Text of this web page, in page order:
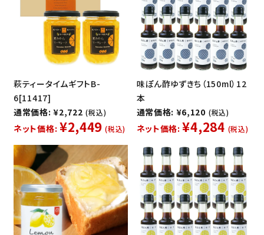
萩ティータイムギフトB-
6[11417]
通常価格: ¥2,722 (税込)
ネット価格: ¥2,449 (税込)
味ぽん酢ゆずきち（150ml）12
本
通常価格: ¥6,120 (税込)
ネット価格: ¥4,284 (税込)